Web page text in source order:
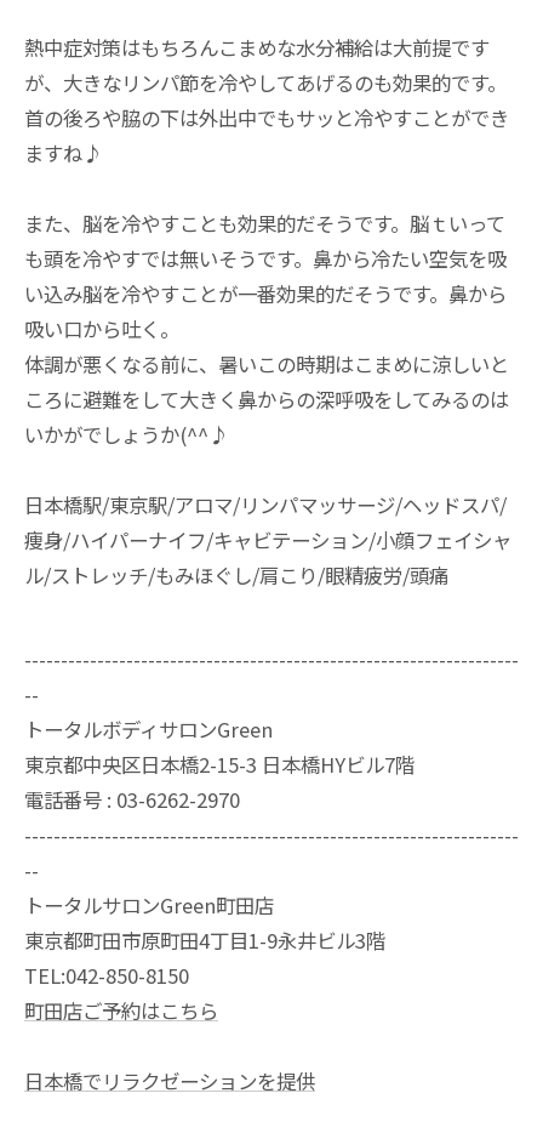
熱中症対策はもちろんこまめな水分補給は大前提です
が、大きなリンパ節を冷やしてあげるのも効果的です。
首の後ろや脇の下は外出中でもサッと冷やすことができ
ますね♪
また、脳を冷やすことも効果的だそうです。脳ｔいって
も頭を冷やすでは無いそうです。鼻から冷たい空気を吸
い込み脳を冷やすことが一番効果的だそうです。鼻から
吸い口から吐く。
体調が悪くなる前に、暑いこの時期はこまめに涼しいと
ころに避難をして大きく鼻からの深呼吸をしてみるのは
いかがでしょうか(^^♪
日本橋駅/東京駅/アロマ/リンパマッサージ/ヘッドスパ/
痩身/ハイパーナイフ/キャビテーション/小顔フェイシャ
ル/ストレッチ/もみほぐし/肩こり/眼精疲労/頭痛
--------------------------------------------------------------------
--
トータルボディサロンGreen
東京都中央区日本橋2-15-3 日本橋HYビル7階
電話番号 : 03-6262-2970
--------------------------------------------------------------------
--
トータルサロンGreen町田店
東京都町田市原町田4丁目1-9永井ビル3階
TEL:042-850-8150
町田店ご予約はこちら
日本橋でリラクゼーションを提供